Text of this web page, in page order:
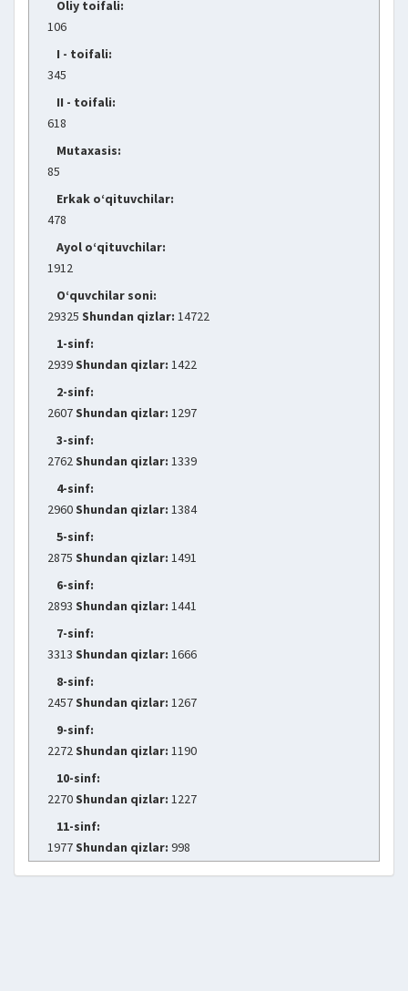
Oliy toifali:
106
I - toifali:
345
II - toifali:
618
Mutaxasis:
85
Erkak o‘qituvchilar:
478
Ayol o‘qituvchilar:
1912
O‘quvchilar soni:
29325 Shundan qizlar: 14722
1-sinf:
2939Shundan qizlar: 1422
2-sinf:
2607Shundan qizlar: 1297
3-sinf:
2762Shundan qizlar: 1339
4-sinf:
2960Shundan qizlar: 1384
5-sinf:
2875 Shundan qizlar: 1491
6-sinf:
2893 Shundan qizlar: 1441
7-sinf:
3313 Shundan qizlar: 1666
8-sinf:
2457Shundan qizlar: 1267
9-sinf:
2272Shundan qizlar: 1190
10-sinf:
2270Shundan qizlar: 1227
11-sinf:
1977Shundan qizlar: 998